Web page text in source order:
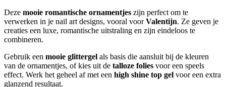
Deze mooie romantische ornamentjes zijn perfect om te
verwerken in je nail art designs, vooral voorValentijn. Ze geven je
creaties een luxe, romantische uitstraling en zijn eindeloos te
combineren.
Gebruik een mooie glittergel als basis die aansluit bij de kleuren
van de ornamentjes, of kies uit de talloze folies voor een speels
effect. Werk het geheel af met een high shine top gel voor een extra
glanzend resultaat.